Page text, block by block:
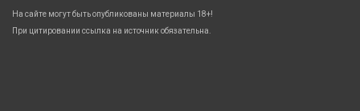
На сайте могут быть опубликованы материалы 18+!
При цитировании ссылка на источник обязательна.